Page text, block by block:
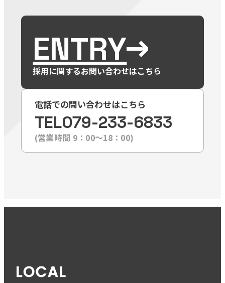
ENTRY
採用に関するお問い合わせはこちら
電話での問い合わせはこちら
TEL079-233-6833
(営業時間 9：00〜18：00)